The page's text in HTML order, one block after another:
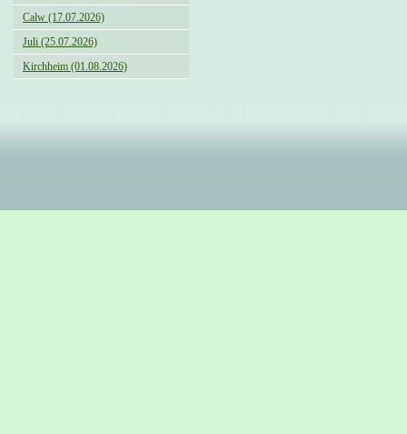
Calw (17.07.2026)
Juli (25.07.2026)
Kirchheim (01.08.2026)